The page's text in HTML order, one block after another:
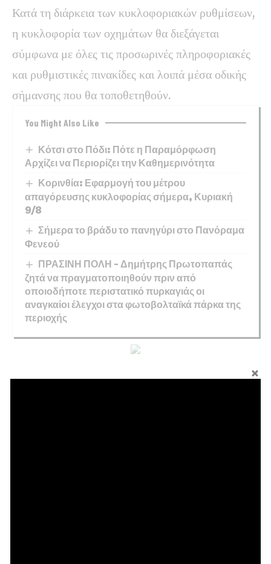
Κατά τη διάρκεια των κυκλοφοριακών ρυθμίσεων,
η κυκλοφορία των οχημάτων θα διεξάγεται
σύμφωνα με όλες τις προσωρινές πληροφοριακές
και ρυθμιστικές πινακίδες και λοιπά μέσα οδικής
σήμανσης που θα τοποθετηθούν.
You Might Also Like
Κότσι στο Πόδι: Πότε η Παραμόρφωση
Αρχίζει να Περιορίζει την Καθημερινότητα
Κορινθία: Εφαρμογή του μέτρου
απαγόρευσης κυκλοφορίας σήμερα, Κυριακή
9/8
Σήμερα το βράδυ το πανηγύρι στο Πανόραμα
Φενεού
ΠΡΑΣΙΝΗ ΠΟΛΗ – Δημήτρης Πρωτοπαπάς
ζητά να πραγματοποιηθούν πριν από
οποιοδήποτε περιστατικό πυρκαγιάς οι
αναγκαίοι έλεγχοι στα φωτοβολταϊκά πάρκα της
περιοχής